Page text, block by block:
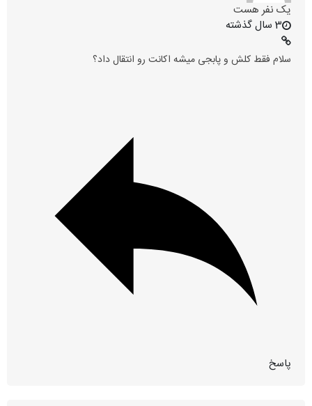
یک نفر هست
3 سال گذشته
سلام فقط کلش و پابجی میشه اکانت رو انتقال داد؟
پاسخ